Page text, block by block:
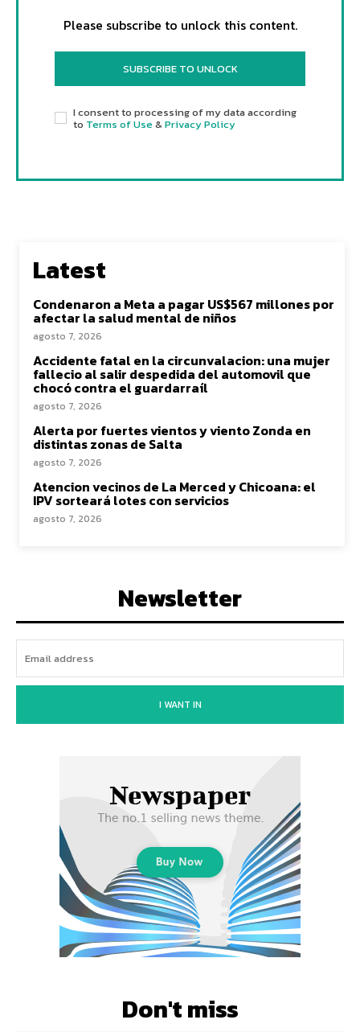
Please subscribe to unlock this content.
SUBSCRIBE TO UNLOCK
I consent to processing of my data according
to Terms of Use& Privacy Policy
Latest
Condenaron a Meta a pagar US$567 millones por
afectar la salud mental de niños
agosto 7, 2026
Accidente fatal en la circunvalacion: una mujer
fallecio al salir despedida del automovil que
chocó contra el guardarraíl
agosto 7, 2026
Alerta por fuertes vientos y viento Zonda en
distintas zonas de Salta
agosto 7, 2026
Atencion vecinos de La Merced y Chicoana: el
IPV sorteará lotes con servicios
agosto 7, 2026
Newsletter
I WANT IN
Don't miss